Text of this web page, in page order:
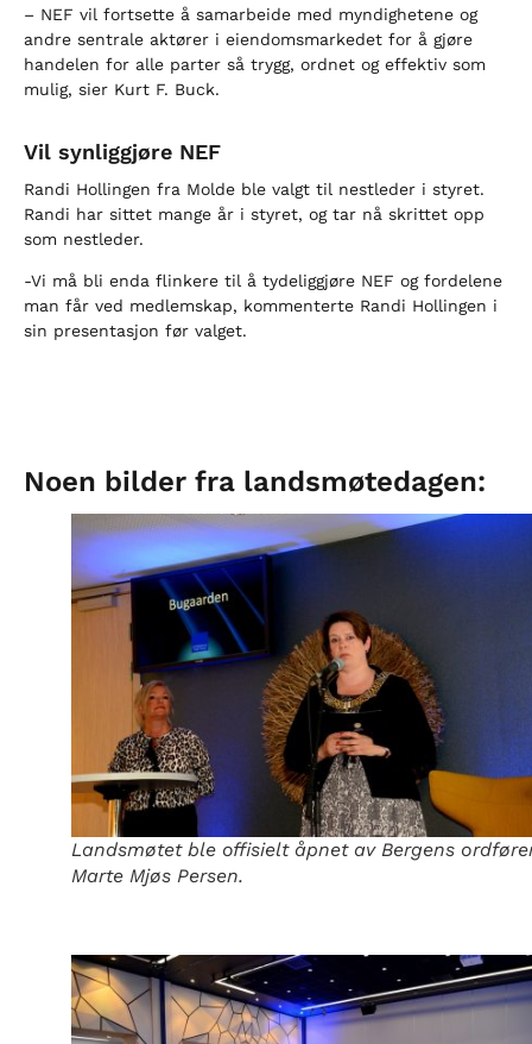
– NEF vil fortsette å samarbeide med myndighetene og
andre sentrale aktører i eiendomsmarkedet for å gjøre
handelen for alle parter så trygg, ordnet og effektiv som
mulig, sier Kurt F. Buck.
Vil synliggjøre NEF
Randi Hollingen fra Molde ble valgt til nestleder i styret.
Randi har sittet mange år i styret, og tar nå skrittet opp
som nestleder.
-Vi må bli enda flinkere til å tydeliggjøre NEF og fordelene
man får ved medlemskap, kommenterte Randi Hollingen i
sin presentasjon før valget.
Noen bilder fra landsmøtedagen:
Landsmøtet ble offisielt åpnet av Bergens
Marte Mjøs Persen.